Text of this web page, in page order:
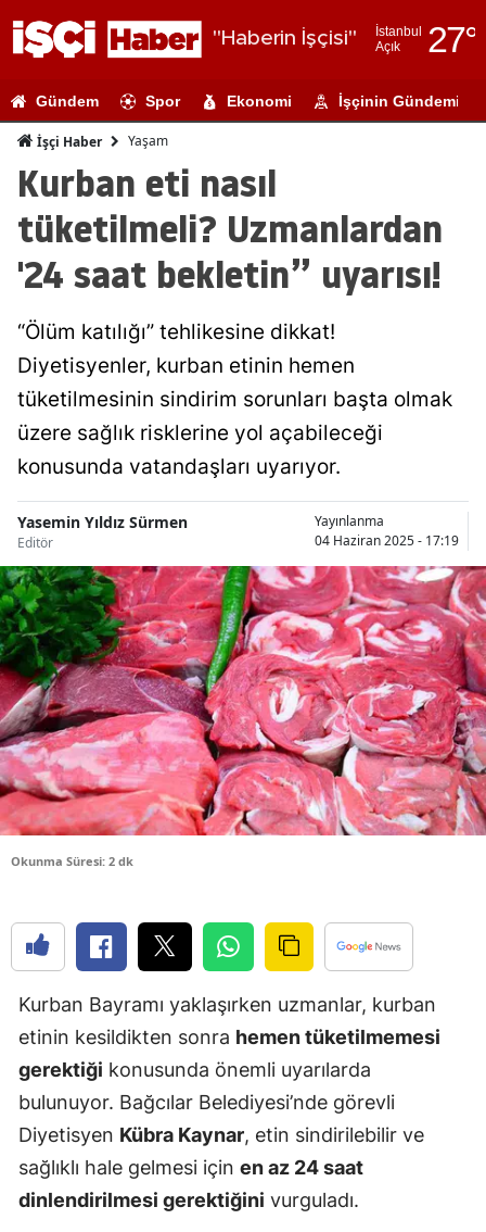
"Haberin İşçisi"
İstanbul
Açık
27°
Adıyaman
Amasya
Ankara
Bitlis
Bolu
Burdur
Bursa
Çanakkale
Çankırı
Diyarbakır
Edirne
Elazığ
Erzurum
Gündem Spor Ekonomi İşçinin Gündemi
İşçi Haber Yaşam
Kurban eti nasıl
tüketilmeli? Uzmanlardan
'24 saat bekletin” uyarısı!
“Ölüm katılığı” tehlikesine dikkat!
Diyetisyenler, kurban etinin hemen
tüketilmesinin sindirim sorunları başta olmak
üzere sağlık risklerine yol açabileceği
konusunda vatandaşları uyarıyor.
Yasemin Yıldız Sürmen
Editör
Yayınlanma
04 Haziran 2025 - 17:19
Okunma Süresi: 2 dk
Kurban Bayramı yaklaşırken uzmanlar, kurban
etinin kesildikten sonra hemen tüketilmemesi
gerektiği konusunda önemli uyarılarda
bulunuyor. Bağcılar Belediyesi’nde görevli
Diyetisyen Kübra Kaynar, etin sindirilebilir ve
sağlıklı hale gelmesi için en az 24 saat
dinlendirilmesi gerektiğini vurguladı.